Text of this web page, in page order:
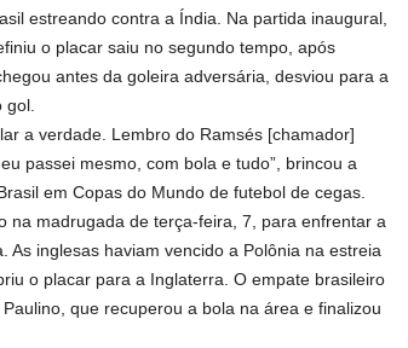
estreando contra a Índia. Na partida inaugural,
o placar saiu no segundo tempo, após
antes da goleira adversária, desviou para a
a verdade. Lembro do Ramsés [chamador]
passei mesmo, com bola e tudo”, brincou a
em Copas do Mundo de futebol de cegas.
na madrugada de terça-feira, 7, para enfrentar a
inglesas haviam vencido a Polônia na estreia
o placar para a Inglaterra. O empate brasileiro
que recuperou a bola na área e finalizou